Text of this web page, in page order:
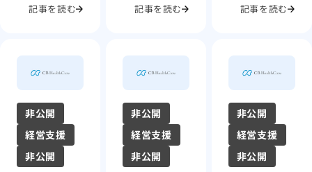
記事を読む 記事を読む 記事を読む
非公開
経営支援
非公開
非公開
経営支援
非公開
非公開
経営支援
非公開